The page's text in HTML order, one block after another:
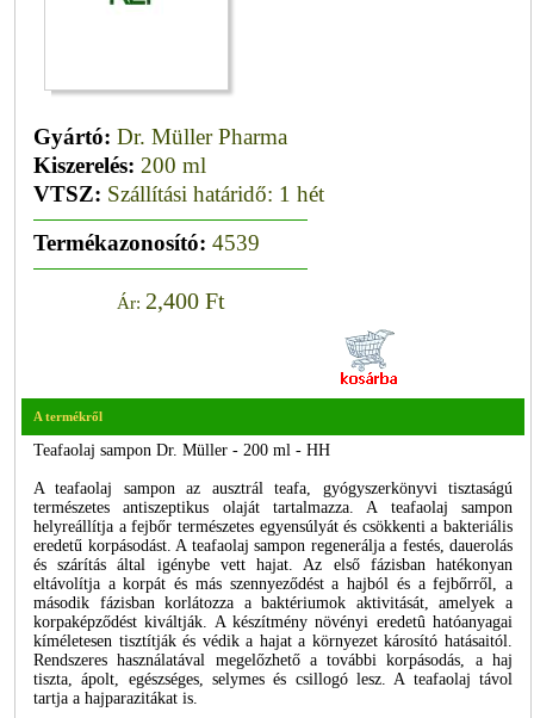
Gyártó: Dr. Müller Pharma
Kiszerelés: 200 ml
VTSZ: Szállítási határidő: 1 hét
Termékazonosító: 4539
Ár: 2,400 Ft
A termékről
Teafaolaj sampon Dr. Müller - 200 ml - HH
A teafaolaj sampon az ausztrál teafa, gyógyszerkönyvi tisztaságú
természetes antiszeptikus olaját tartalmazza. A teafaolaj sampon
helyreállítja a fejbőr természetes egyensúlyát és csökkenti a bakteriális
eredetű korpásodást. A teafaolaj sampon regenerálja a festés, dauerolás
és szárítás által igénybe vett hajat. Az első fázisban hatékonyan
eltávolítja a korpát és más szennyeződést a hajból és a fejbőrről, a
második fázisban korlátozza a baktériumok aktivitását, amelyek a
korpaképződést kiváltják. A készítmény növényi eredetû hatóanyagai
kíméletesen tisztítják és védik a hajat a környezet károsító hatásaitól.
Rendszeres használatával megelőzhető a további korpásodás, a haj
tiszta, ápolt, egészséges, selymes és csillogó lesz. A teafaolaj távol
tartja a hajparazitákat is.